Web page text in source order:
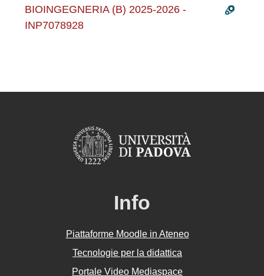
BIOINGEGNERIA (B) 2025-2026 -
INP7078928
Info
Piattaforme Moodle in Ateneo
Tecnologie per la didattica
Portale Video Mediaspace